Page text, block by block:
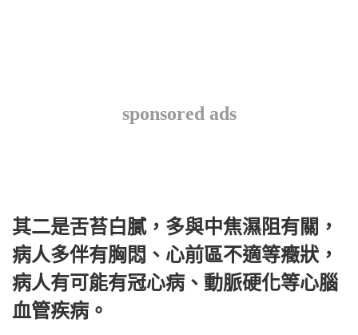
sponsored ads
其二是舌苔白膩，多與中焦濕阻有關，
病人多伴有胸悶、心前區不適等癥狀，
病人有可能有冠心病、動脈硬化等心腦
血管疾病。